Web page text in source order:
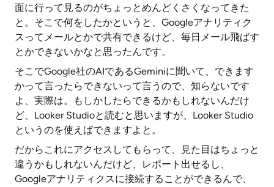
面に行って見るのがちょっとめんどくさくなってきた
と。そこで何をしたかというと、Googleアナリティク
スってメールとかで共有できるけど、毎日メール飛ばす
とかできないかなと思ったんです。
そこでGoogle社のAIであるGeminiに聞いて、できます
かって言ったらできないって言うので、知らないです
よ、実際は。もしかしたらできるかもしれないんだけ
ど、Looker Studioと読むと思いますが、Looker Studio
というのを使えばできますよと。
だからこれにアクセスしてもらって、見た目はちょっと
違うかもしれないんだけど、レポート出せるし、
Googleアナリティクスに接続することができるんで、